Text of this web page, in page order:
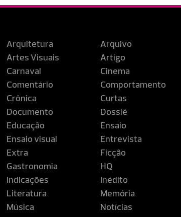
Arquitetura
Arquivo
Artes Visuais
Artigo
Carnaval
Cinema
Comentário
Comportamento
Crônica
Curtas
Documento
Dossiê
Educação
Ensaio
Ensaio visual
Entrevista
Extra
Ficção
Gastronomia
HQ
Indicações
Inédito
Literatura
Memória
Música
Notícias